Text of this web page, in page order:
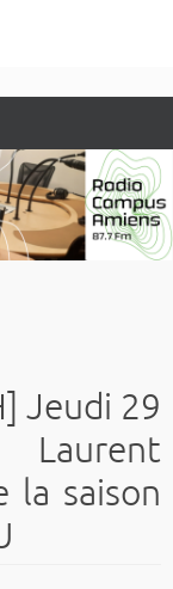
Jeudi 29
la saison